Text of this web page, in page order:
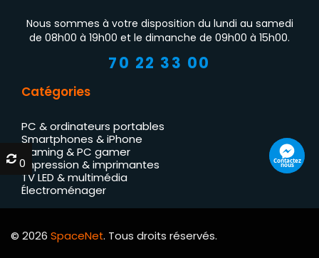
Nous sommes à votre disposition du lundi au samedi
de 08h00 à 19h00 et le dimanche de 09h00 à 15h00.
70 22 33 00
Catégories
PC & ordinateurs portables
Smartphones & iPhone
Gaming & PC gamer
Impression & imprimantes
TV LED & multimédia
Électroménager
© 2026 SpaceNet. Tous droits réservés.
Contactez
nous
0
0